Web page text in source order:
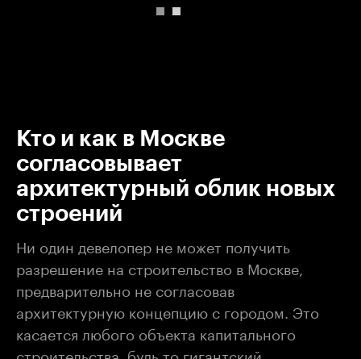
Кто и как в Москве
согласовывает
архитектурный облик новых
строений
Ни один девелопер не может получить
разрешение на строительство в Москве,
предварительно не согласовав
архитектурную концепцию с городом. Это
касается любого объекта капитального
строительства, будь то гигантский